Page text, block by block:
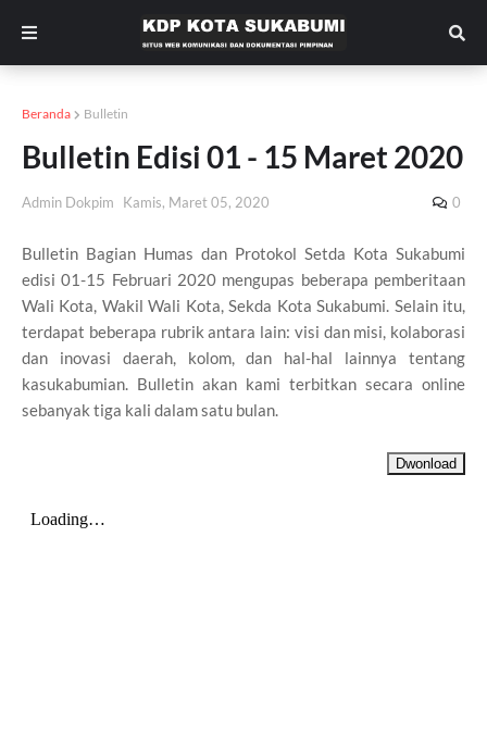
Beranda Bulletin
Bulletin Edisi 01 - 15 Maret 2020
Admin Dokpim Kamis, Maret 05, 2020 0
Bulletin Bagian Humas dan Protokol Setda Kota Sukabumi
edisi 01-15 Februari 2020 mengupas beberapa pemberitaan
Wali Kota, Wakil Wali Kota, Sekda Kota Sukabumi. Selain itu,
terdapat beberapa rubrik antara lain: visi dan misi, kolaborasi
dan inovasi daerah, kolom, dan hal-hal lainnya tentang
kasukabumian. Bulletin akan kami terbitkan secara online
sebanyak tiga kali dalam satu bulan.
Dwonload